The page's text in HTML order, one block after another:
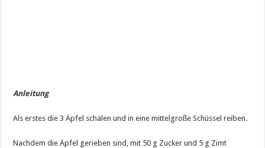
Anleitung
Als erstes die 3 Äpfel schälen und in eine mittelgroße Schüssel reiben.
Nachdem die Äpfel gerieben sind, mit 50 g Zucker und 5 g Zimt